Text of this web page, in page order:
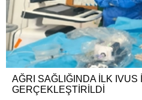
AĞRI SAĞLIĞINDA İLK IVUS
GERÇEKLEŞTİRİLDİ